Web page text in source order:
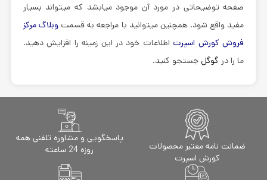
صفحه توضیحاتی در مورد آن موجود میابشد که میتواند بسیار
مفید واقع شود. همچنین میتوانید با مراجعه به قسمت وبلاگ مرکز
فروش کورش اسپرت اطلاعات خود در این زمینه را افزایش دهید.
ما را در گوگل جستجو کنید.
ضمانت نامه معتبر محصولات
کورش اسپرت
پاسخگویی و مشاوره تلفنی همه
روزه 24 ساعته